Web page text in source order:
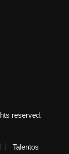
reserved.
Talentos